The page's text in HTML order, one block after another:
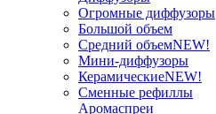
Огромные диффузоры
Большой объем
Средний объемNEW!
Мини-диффузоры
КерамическиеNEW!
Сменные рефиллы
Аромаспреи